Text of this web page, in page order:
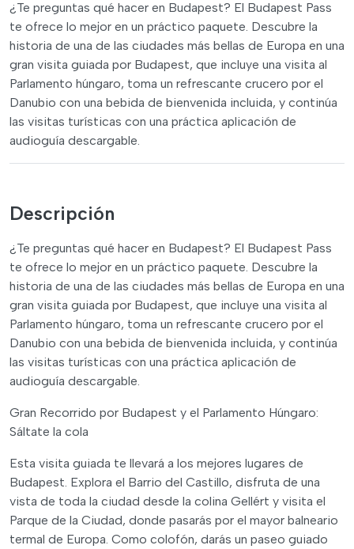
¿Te preguntas qué hacer en Budapest? El Budapest Pass
te ofrece lo mejor en un práctico paquete. Descubre la
historia de una de las ciudades más bellas de Europa en una
gran visita guiada por Budapest, que incluye una visita al
Parlamento húngaro, toma un refrescante crucero por el
Danubio con una bebida de bienvenida incluida, y continúa
las visitas turísticas con una práctica aplicación de
audioguía descargable.
Descripción
¿Te preguntas qué hacer en Budapest? El Budapest Pass
te ofrece lo mejor en un práctico paquete. Descubre la
historia de una de las ciudades más bellas de Europa en una
gran visita guiada por Budapest, que incluye una visita al
Parlamento húngaro, toma un refrescante crucero por el
Danubio con una bebida de bienvenida incluida, y continúa
las visitas turísticas con una práctica aplicación de
audioguía descargable.
Gran Recorrido por Budapest y el Parlamento Húngaro:
Sáltate la cola
Esta visita guiada te llevará a los mejores lugares de
Budapest. Explora el Barrio del Castillo, disfruta de una
vista de toda la ciudad desde la colina Gellért y visita el
Parque de la Ciudad, donde pasarás por el mayor balneario
termal de Europa. Como colofón, darás un paseo guiado